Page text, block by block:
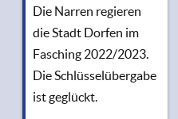
Die Narren regieren
die Stadt Dorfen im
Fasching 2022/2023.
Die Schlüsselübergabe
ist geglückt.